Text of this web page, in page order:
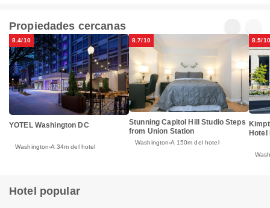
Propiedades cercanas
8.4/10
YOTEL Washington DC
Washington A 34m del hotel
8.7/10
Stunning Capitol Hill Studio Steps
from Union Station
Washington A 150m del hotel
8.5/10
Hotel
Hotel popular